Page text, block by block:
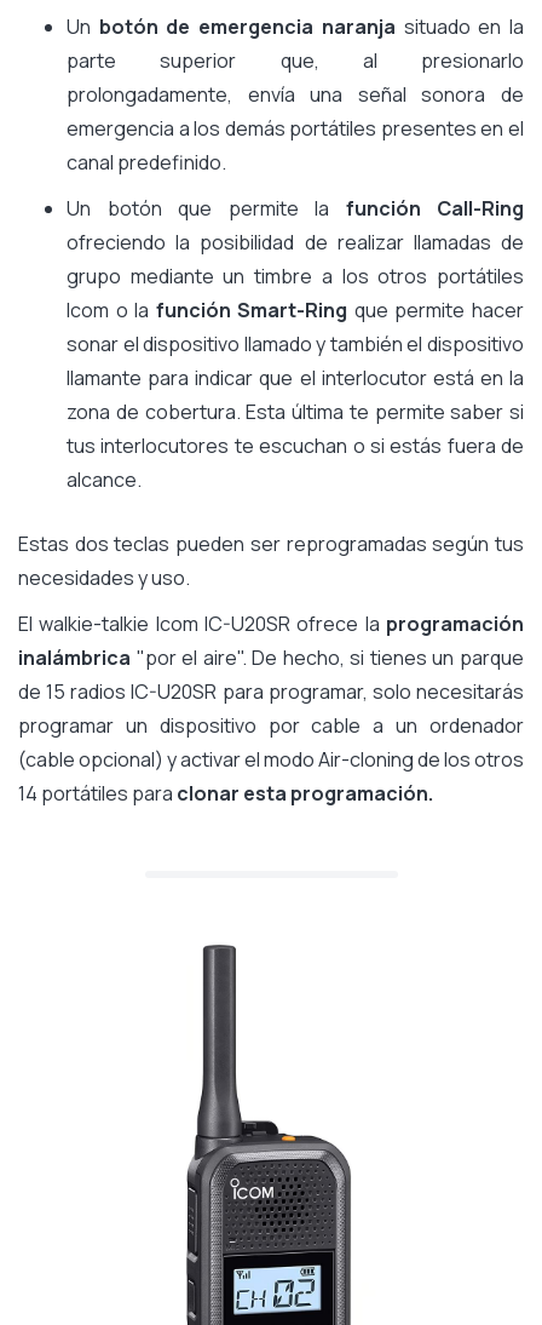
Un botón de emergencia naranja situado en la
parte superior que, al presionarlo
prolongadamente, envía una señal sonora de
emergencia a los demás portátiles presentes en el
canal predefinido.
Un botón que permite la función Call-Ring
ofreciendo la posibilidad de realizar llamadas de
grupo mediante un timbre a los otros portátiles
Icom o la función Smart-Ring que permite hacer
sonar el dispositivo llamado y también el dispositivo
llamante para indicar que el interlocutor está en la
zona de cobertura. Esta última te permite saber si
tus interlocutores te escuchan o si estás fuera de
alcance.
Estas dos teclas pueden ser reprogramadas según tus
necesidades y uso.
El walkie-talkie Icom IC-U20SR ofrece la programación
inalámbrica "por el aire". De hecho, si tienes un parque
de 15 radios IC-U20SR para programar, solo necesitarás
programar un dispositivo por cable a un ordenador
(cable opcional) y activar el modo Air-cloning de los otros
14 portátiles para clonar esta programación.